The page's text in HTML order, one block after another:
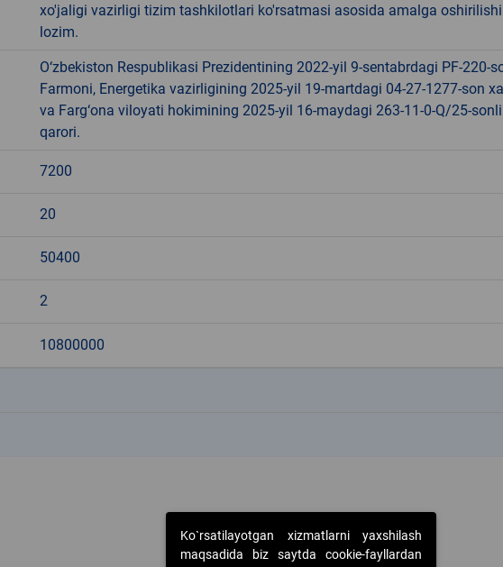
xo'jaligi vazirligi tizim tashkilotlari ko'rsatmasi asosida amalga oshirilishi
lozim.
O‘zbekiston Respublikasi Prezidentining 2022-yil 9-sentabrdagi PF-220-
Farmoni, Energetika vazirligining 2025-yil 19-martdagi 04-27-1277-son
va Farg‘ona viloyati hokimining 2025-yil 16-maydagi 263-11-0-Q/25-sonli
qarori.
7200
20
50400
2
10800000
Ko`rsatilayotgan xizmatlarni yaxshilash
maqsadida biz saytda cookie-fayllardan